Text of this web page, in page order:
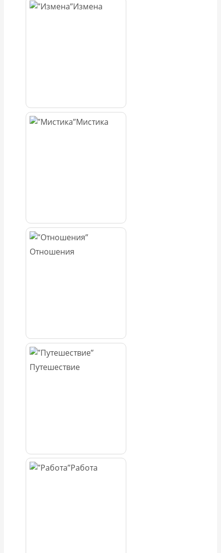
Измена
Мистика
Отношения
Путешествие
Работа